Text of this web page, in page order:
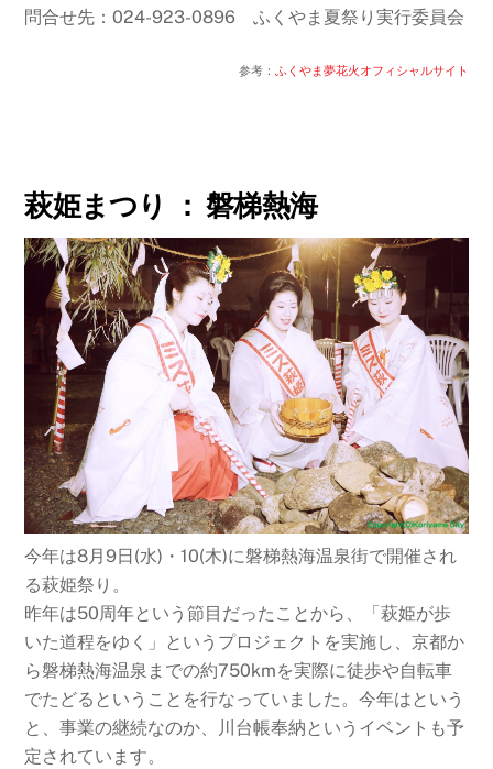
問合せ先：024-923-0896 ふくやま夏祭り実行委員会
参考： ふくやま夢花火オフィシャルサイト
萩姫まつり ： 磐梯熱海
今年は8月9日(水)・10(木)に磐梯熱海温泉街で開催され
る萩姫祭り。
昨年は50周年という節目だったことから、「萩姫が歩
いた道程をゆく」というプロジェクトを実施し、京都か
ら磐梯熱海温泉までの約750kmを実際に徒歩や自転車
でたどるということを行なっていました。今年はという
と、事業の継続なのか、川台帳奉納というイベントも予
定されています。